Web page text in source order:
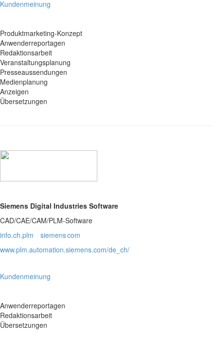
Kundenmeinung
Produktmarketing-Konzept
Anwenderreportagen
Redaktionsarbeit
Veranstaltungsplanung
Presseaussendungen
Medienplanung
Anzeigen
Übersetzungen
Siemens Digital Industries Software
CAD/CAE/CAM/PLM-Software
info.ch.plm
siemenscom
www.plm.automation.siemens.com/de_ch/
Kundenmeinung
Anwenderreportagen
Redaktionsarbeit
Übersetzungen